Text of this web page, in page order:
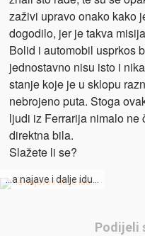
zaživi upravo onako kako
dogodilo, jer je takva
Bolid i automobil usprkos
jednostavno nisu isto i
stanje koje je u sklopu
nebrojeno puta. Stoga
ljudi iz Ferrarija nimalo ne
direktna bila.
Slažete li se?
…a najave i dalje idu…
Podijeli